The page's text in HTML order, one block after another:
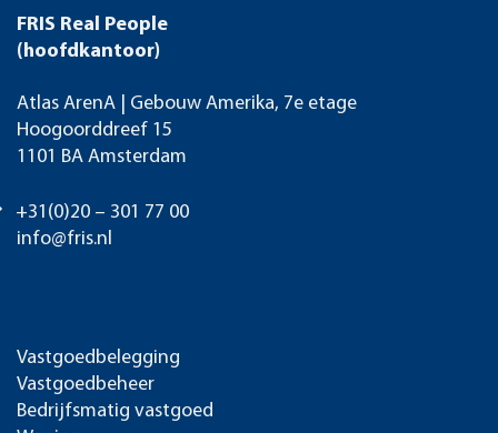
FRIS Real People
(hoofdkantoor)
Atlas ArenA | Gebouw Amerika, 7e etage
Hoogoorddreef 15
1101 BA Amsterdam
+31(0)20 – 301 77 00
info@fris.nl
Vastgoedbelegging
Vastgoedbeheer
Bedrijfsmatig vastgoed